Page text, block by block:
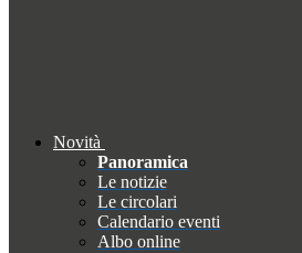
Novità
Panoramica
Le notizie
Le circolari
Calendario eventi
Albo online